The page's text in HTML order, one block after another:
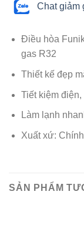
Chat giảm
Điều hòa
gas R32
Thiết kế đẹp
Tiết kiệm
Làm lạnh
Xuất xứ:
SẢN PHẨM